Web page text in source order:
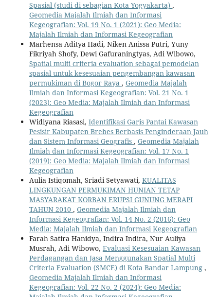
Spasial (studi di sebagian Kota Yogyakarta) ,
Geomedia Majalah Ilmiah dan Informasi
Kegeografian: Vol. 19 No. 1 (2021): Geo Media:
Majalah Ilmiah dan Informasi Kegeografian
Marhensa Aditya Hadi, Niken Anissa Putri, Yuny
Fikriyah Shofy, Dewi Gafuraningtyas, Adi Wibowo,
Spatial multi criteria evaluation sebagai pemodelan
spasial untuk kesesuaian pengembangan kawasan
permukiman di Bogor Raya , Geomedia Majalah
Ilmiah dan Informasi Kegeografian: Vol. 21 No. 1
(2023): Geo Media: Majalah Ilmiah dan Informasi
Kegeografian
Widiyana Riasasi, Identifikasi Garis Pantai Kawasan
Pesisir Kabupaten Brebes Berbasis Penginderaan Jauh
dan Sistem Informasi Geografis , Geomedia Majalah
Ilmiah dan Informasi Kegeografian: Vol. 17 No. 1
(2019): Geo Media: Majalah Ilmiah dan Informasi
Kegeografian
Aulia Istiqomah, Sriadi Setyawati, KUALITAS
LINGKUNGAN PERMUKIMAN HUNIAN TETAP
MASYARAKAT KORBAN ERUPSI GUNUNG MERAPI
TAHUN 2010 , Geomedia Majalah Ilmiah dan
Informasi Kegeografian: Vol. 14 No. 2 (2016): Geo
Media: Majalah Ilmiah dan Informasi Kegeografian
Farah Satira Hanidya, Indira Indira, Nur Auliya
Musrah, Adi Wibowo, Evaluasi Kesesuaian Kawasan
Perdagangan dan Jasa Menggunakan Spatial Multi
Criteria Evaluation (SMCE) di Kota Bandar Lampung ,
Geomedia Majalah Ilmiah dan Informasi
Kegeografian: Vol. 22 No. 2 (2024): Geo Media: